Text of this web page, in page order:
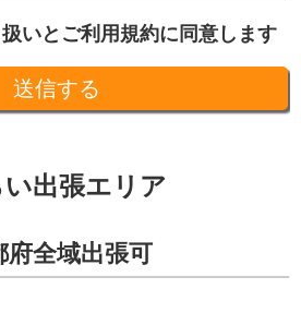
ます。収集した個人情報は、法令に基づく命
える者を選び、また、契約等によって保護水
・管理を実施し、適切に取り扱います。
えいおよび不正アクセスなどの予防ならびに
報を厳格に管理し、滅失、き損、漏えいや不
体的ルールを定め、責任者を設けます。
の他の規範の遵守
個人情報保護や通信の秘密に関する法令やガ
いとご利用規約に同意します
出張エリア
府全域出張可